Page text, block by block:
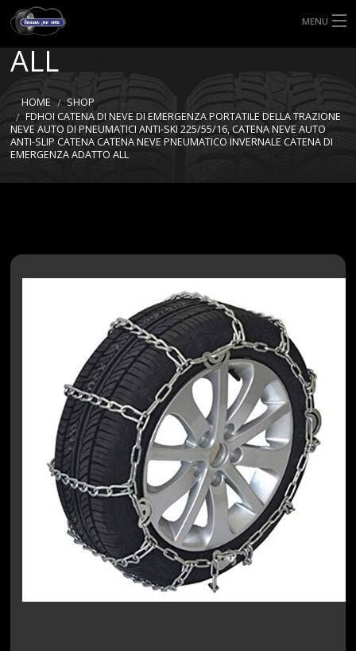
MENU
HOME
TIPI DI GOMME
MISURE GOMME
EMERGENZA ADATTO
ALL
HOME
SHOP
FDHOI CATENA DI NEVE DI EMERGENZA PORTATILE DELLA TRAZIONE
NEVE AUTO DI PNEUMATICI ANTI-SKI 225/55/16, CATENA NEVE AUTO
ANTI-SLIP CATENA CATENA NEVE PNEUMATICO INVERNALE CATENA DI
EMERGENZA ADATTO ALL